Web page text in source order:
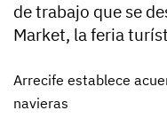
de trabajo que se
Market, la feria
Arrecife establece
navieras